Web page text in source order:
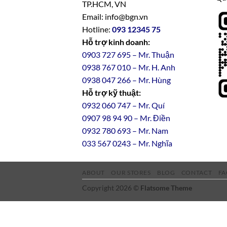
TP.HCM, VN
Email: info@bgn.vn
Hotline: 093 12345 75
Hỗ trợ kinh doanh:
0903 727 695 – Mr. Thuận
0938 767 010 – Mr. H. Anh
0938 047 266 – Mr. Hùng
Hỗ trợ kỹ thuật:
0932 060 747 – Mr. Quí
0907 98 94 90 – Mr. Điền
0932780693 – Mr. Nam
033 567 0243 – Mr. Nghĩa
ABOUT OUR STORES BLOG CONTACT
Copyright 2026 © Flatsome Theme